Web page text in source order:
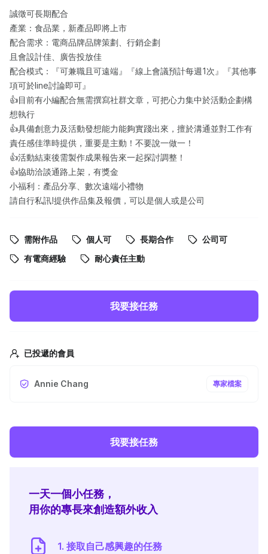
誠徵可長期配合
產業：食品業，新產品即將上市
配合需求：電商品牌品牌策劃、行銷企劃
且會設計佳、廣告投放佳
配合模式：『可兼職且可遠端』『線上會議預計每週1次』『其他事
項可於line討論即可』
👍目前有小編配合無需撰寫社群文章，可把心力集中於活動企劃構
想執行
👍具備創意力及活動發想能力能夠實踐出來，擅於溝通並對工作有
責任感佳準時提供，重要是主動！不要說一做一！
👍活動結束後需製作成果報告來一起探討調整！
👍協助洽談通路上架，有獎金
小福利：產品分享、數次遠端小禮物
請自行私訊!提供作品集及報價，可以是個人或是公司
需附作品 個人可 長期合作
公司可
有電商經驗
耐心責任主動
我要接任務
已投遞的會員
Annie Chang 專家檔案
我要接任務
一天一個小任務，
用你的專長來創造額外收入
1. 接取自己感興趣的任務